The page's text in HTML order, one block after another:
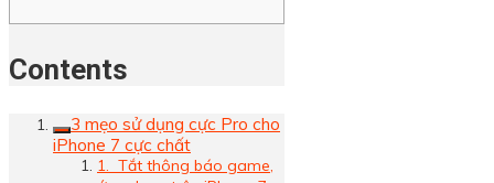
Contents
3 mẹo sử dụng cực Pro cho
iPhone 7 cực chất
1.  Tắt thông báo game,